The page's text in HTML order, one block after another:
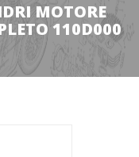
MOTORE
110D000